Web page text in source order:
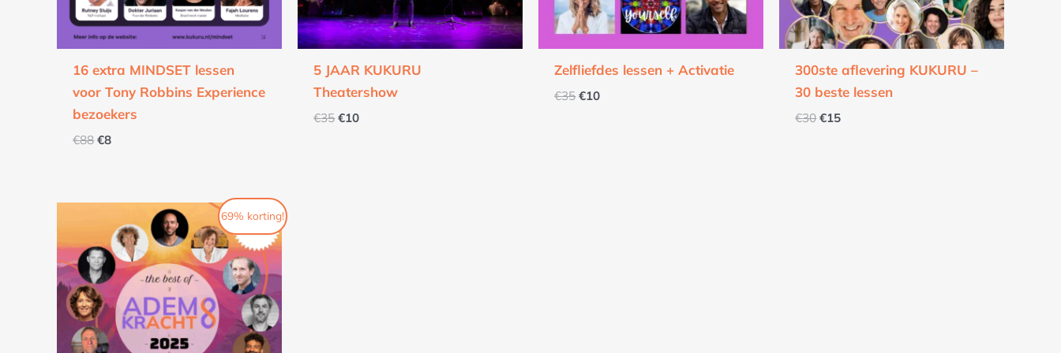
16 extra MINDSET lessen
voor Tony Robbins Experience
bezoekers
€88 €8
5 JAAR KUKURU
Theatershow
€35 €10
Zelfliefdes lessen + Activatie
€35 €10
300ste aflevering KUKURU –
30 beste lessen
€30 €15
69% korting!
Oorspronkelijke
prijs
was:
€150.
Huidige
prijs
is:
€47.